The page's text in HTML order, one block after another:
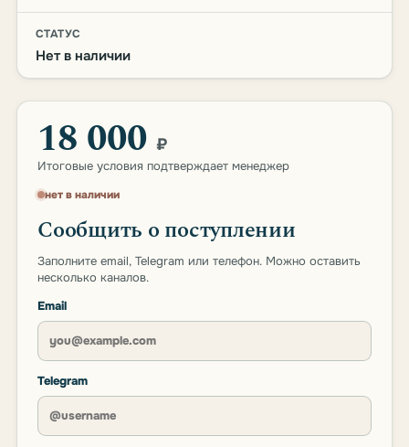
СТАТУС
Нет в наличии
18 000 ₽
Итоговые условия подтверждает менеджер
нет в наличии
Сообщить о поступлении
Заполните email, Telegram или телефон. Можно оставить
несколько каналов.
Email
Telegram